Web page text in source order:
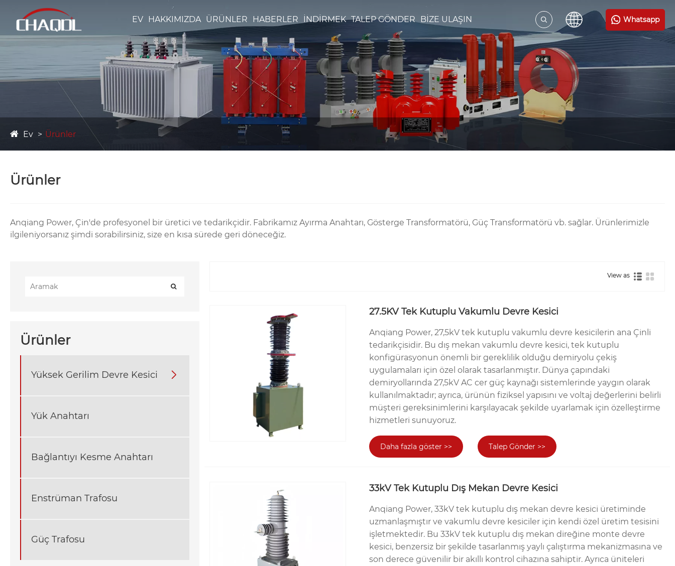
EV HAKKIMIZDA ÜRÜNLER HABERLER İNDIRMEK TALEP GÖNDER BIZE ULAŞIN Whatsapp
Ev Ürünler
Ürünler
Anqiang Power, Çin'de profesyonel bir üretici ve tedarikçidir. Fabrikamız Ayırma Anahtarı, Gösterge Transformatörü, Güç Transformatörü vb. sağlar. Ürünlerimizle
ilgileniyorsanız şimdi sorabilirsiniz, size en kısa sürede geri döneceğiz.
Ürünler
Yüksek Gerilim Devre Kesici 
Yük Anahtarı
Bağlantıyı Kesme Anahtarı
Enstrüman Trafosu
Güç Trafosu
View as
27.5KV Tek Kutuplu Vakumlu Devre Kesici
Anqiang Power, 27,5kV tek kutuplu vakumlu devre kesicilerin ana Çinli
tedarikçisidir. Bu dış mekan vakumlu devre kesici, tek kutuplu
konfigürasyonun önemli bir gereklilik olduğu demiryolu çekiş
uygulamaları için özel olarak tasarlanmıştır. Dünya çapındaki
demiryollarında 27,5kV AC cer güç kaynağı sistemlerinde yaygın olarak
kullanılmaktadır; ayrıca, ürünün fiziksel yapısını ve voltaj değerlerini belirli
müşteri gereksinimlerini karşılayacak şekilde uyarlamak için özelleştirme
hizmetleri sunuyoruz.
Daha fazla göster >> Talep Gönder >>
33kV Tek Kutuplu Dış Mekan Devre Kesici
Anqiang Power, 33kV tek kutuplu dış mekan devre kesici üretiminde
uzmanlaşmıştır ve vakumlu devre kesiciler için kendi özel üretim tesisini
işletmektedir. Bu 33kV tek kutuplu dış mekan direğine monte devre
kesici, benzersiz bir şekilde tasarlanmış yaylı çalıştırma mekanizmasına ve
son derece güvenilir bir akıllı kontrol cihazına sahiptir. Ayrıca üniteleri